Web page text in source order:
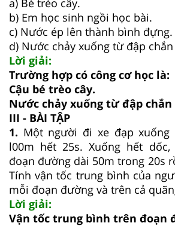
b) Em học sinh ngồi học bài.
c) Nước ép lên thành bình đựng.
d) Nước chảy xuống từ đập
Lời giải:
Trường hợp có công cơ học là:
Cậu bé trèo cây.
Nước chảy xuống từ đập
III - BÀI TẬP
1. Một người đi xe đạp
l00m hết 25s. Xuống hết
đoạn đường dài 50m trong 20s
Tính vận tốc trung bình của
mỗi đoạn đường và trên cả
Lời giải:
Vận tốc trung bình trên đoạn